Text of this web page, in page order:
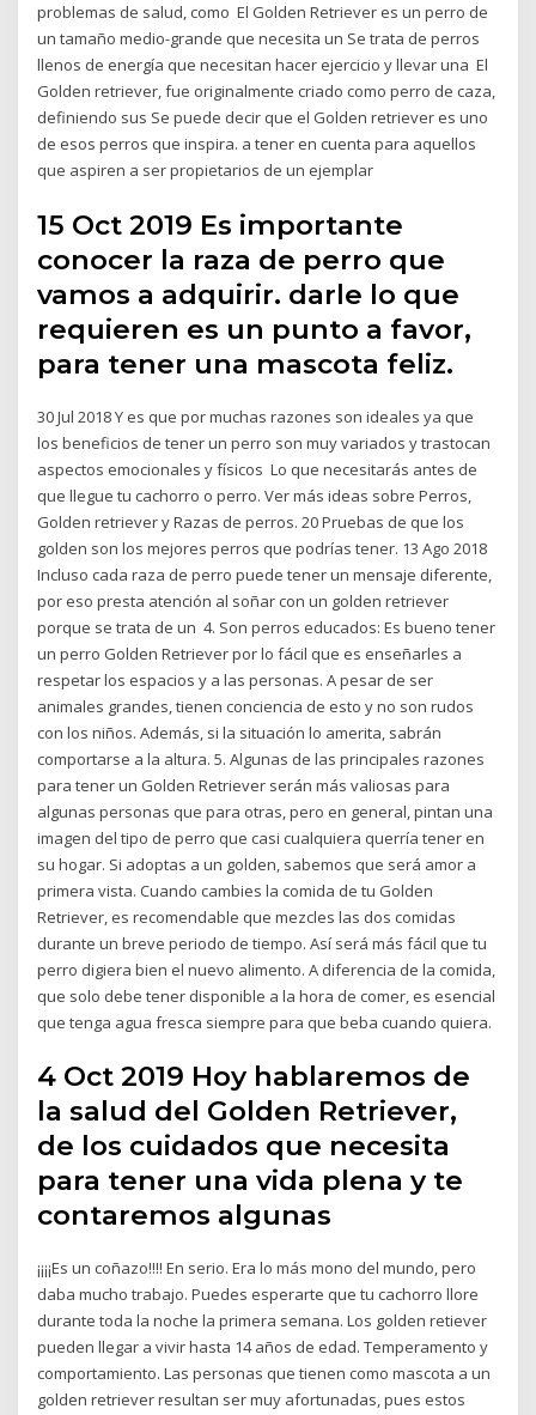
problemas de salud, como El Golden Retriever es un perro de
un tamaño medio-grande que necesita un Se trata de perros
llenos de energía que necesitan hacer ejercicio y llevar una El
Golden retriever, fue originalmente criado como perro de caza,
definiendo sus Se puede decir que el Golden retriever es uno
de esos perros que inspira. a tener en cuenta para aquellos
que aspiren a ser propietarios de un ejemplar
15 Oct 2019 Es importante
conocer la raza de perro que
vamos a adquirir. darle lo que
requieren es un punto a favor,
para tener una mascota feliz.
30 Jul 2018 Y es que por muchas razones son ideales ya que
los beneficios de tener un perro son muy variados y trastocan
aspectos emocionales y físicos Lo que necesitarás antes de
que llegue tu cachorro o perro. Ver más ideas sobre Perros,
Golden retriever y Razas de perros. 20 Pruebas de que los
golden son los mejores perros que podrías tener. 13 Ago 2018
Incluso cada raza de perro puede tener un mensaje diferente,
por eso presta atención al soñar con un golden retriever
porque se trata de un 4. Son perros educados: Es bueno tener
un perro Golden Retriever por lo fácil que es enseñarles a
respetar los espacios y a las personas. A pesar de ser
animales grandes, tienen conciencia de esto y no son rudos
con los niños. Además, si la situación lo amerita, sabrán
comportarse a la altura. 5. Algunas de las principales razones
para tener un Golden Retriever serán más valiosas para
algunas personas que para otras, pero en general, pintan una
imagen del tipo de perro que casi cualquiera querría tener en
su hogar. Si adoptas a un golden, sabemos que será amor a
primera vista. Cuando cambies la comida de tu Golden
Retriever, es recomendable que mezcles las dos comidas
durante un breve periodo de tiempo. Así será más fácil que tu
perro digiera bien el nuevo alimento. A diferencia de la comida,
que solo debe tener disponible a la hora de comer, es esencial
que tenga agua fresca siempre para que beba cuando quiera.
4 Oct 2019 Hoy hablaremos de
la salud del Golden Retriever,
de los cuidados que necesita
para tener una vida plena y te
contaremos algunas
¡¡¡¡Es un coñazo!!!! En serio. Era lo más mono del mundo, pero
daba mucho trabajo. Puedes esperarte que tu cachorro llore
durante toda la noche la primera semana. Los golden retiever
pueden llegar a vivir hasta 14 años de edad. Temperamento y
comportamiento. Las personas que tienen como mascota a un
golden retriever resultan ser muy afortunadas, pues estos